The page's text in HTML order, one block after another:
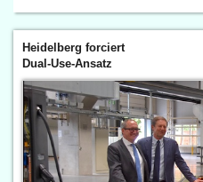
Heidelberg forciert
Dual-Use-Ansatz